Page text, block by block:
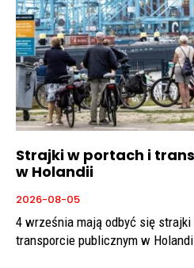
Strajki w portach i
w Holandii
2026-08-05
4 września mają odbyć się
transporcie publicznym w